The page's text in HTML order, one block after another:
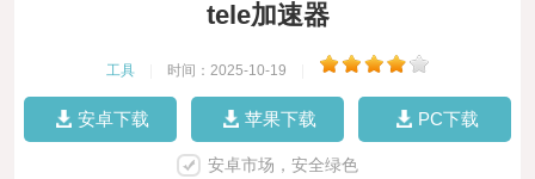
tele加速器
工具 时间：2025-10-19
安卓下载 苹果下载 PC下载
安卓市场，安全绿色